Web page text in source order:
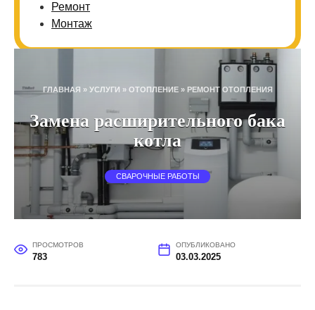
Ремонт
Монтаж
ГЛАВНАЯ » УСЛУГИ » ОТОПЛЕНИЕ» РЕМОНТ ОТОПЛЕНИЯ
Замена расширительного бака
котла
СВАРОЧНЫЕ РАБОТЫ
ПРОСМОТРОВ
783
ОПУБЛИКОВАНО
03.03.2025